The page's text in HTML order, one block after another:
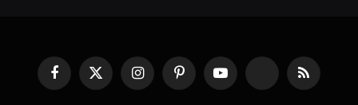
FacebookX
(Twitter)
InstagramPinterestYouTube TikTok RSS